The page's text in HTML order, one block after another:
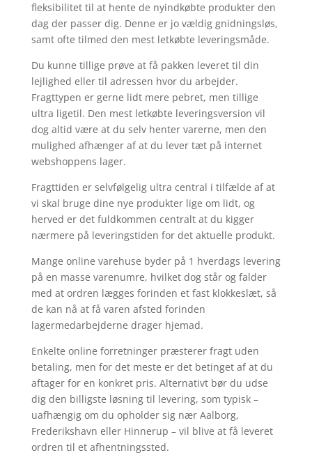
fleksibilitet til at hente de nyindkøbte produkter den
dag der passer dig. Denne er jo vældig gnidningsløs,
samt ofte tilmed den mest letkøbte leveringsmåde.
Du kunne tillige prøve at få pakken leveret til din
lejlighed eller til adressen hvor du arbejder.
Fragttypen er gerne lidt mere pebret, men tillige
ultra ligetil. Den mest letkøbte leveringsversion vil
dog altid være at du selv henter varerne, men den
mulighed afhænger af at du lever tæt på internet
webshoppens lager.
Fragttiden er selvfølgelig ultra central i tilfælde af at
vi skal bruge dine nye produkter lige om lidt, og
herved er det fuldkommen centralt at du kigger
nærmere på leveringstiden for det aktuelle produkt.
Mange online varehuse byder på 1 hverdags levering
på en masse varenumre, hvilket dog står og falder
med at ordren lægges forinden et fast klokkeslæt, så
de kan nå at få varen afsted forinden
lagermedarbejderne drager hjemad.
Enkelte online forretninger præsterer fragt uden
betaling, men for det meste er det betinget af at du
aftager for en konkret pris. Alternativt bør du udse
dig den billigste løsning til levering, som typisk –
uafhængig om du opholder sig nær Aalborg,
Frederikshavn eller Hinnerup – vil blive at få leveret
ordren til et afhentningssted.